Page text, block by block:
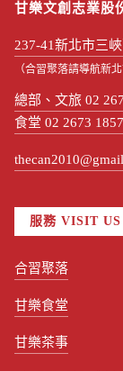
甘樂文創志業股
237-41新北市三
（合習聚落請導航新
總部、文旅 02
食堂 02 2673 1857
服務 VISIT US
合習聚落
甘樂食堂
甘樂茶事